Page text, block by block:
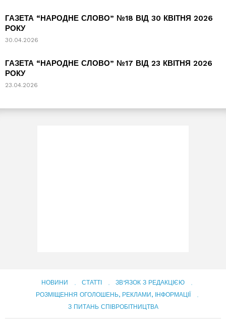
ГАЗЕТА “НАРОДНЕ СЛОВО” №18 ВІД 30 КВІТНЯ 2026
РОКУ
30.04.2026
ГАЗЕТА “НАРОДНЕ СЛОВО” №17 ВІД 23 КВІТНЯ 2026
РОКУ
23.04.2026
НОВИНИ СТАТТІ
ЗВ’ЯЗОК З РЕДАКЦІЄЮ
РОЗМІЩЕННЯ ОГОЛОШЕНЬ, РЕКЛАМИ, ІНФОРМАЦІЇ
З ПИТАНЬ СПІВРОБІТНИЦТВА